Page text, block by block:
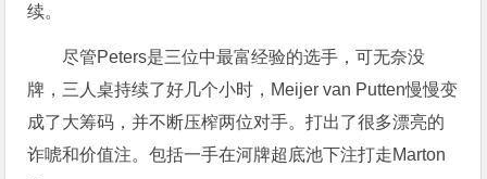
续。
尽管Peters是三位中最富经验的选手，可无奈没
牌，三人桌持续了好几个小时，Meijer van Putten慢慢变
成了大筹码，并不断压榨两位对手。打出了很多漂亮的
诈唬和价值注。包括一手在河牌超底池下注打走Marton